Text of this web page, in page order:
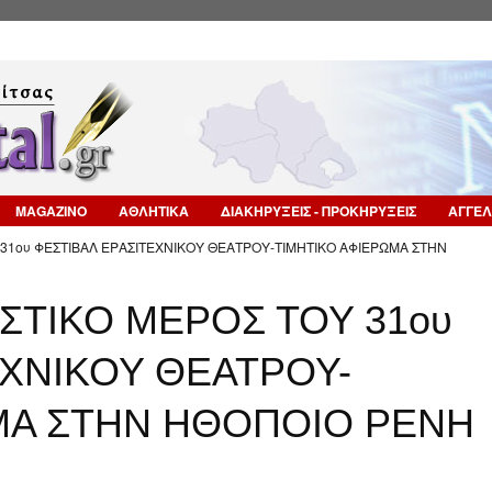
MAGAZINO ΑΘΛΗΤΙΚΑ ΔΙΑΚΗΡΥΞΕΙΣ - ΠΡΟΚΗΡΥΞΕΙΣ
ΦΕΣΤΙΒΑΛ ΕΡΑΣΙΤΕΧΝΙΚΟΥ ΘΕΑΤΡΟΥ-ΤΙΜΗΤΙΚΟ ΑΦΙΕΡΩΜΑ ΣΤΗΝ
ΜΕΡΟΣ ΤΟΥ 31ου
ΘΕΑΤΡΟΥ-
ΣΤΗΝ ΗΘΟΠΟΙΟ ΡΕΝΗ